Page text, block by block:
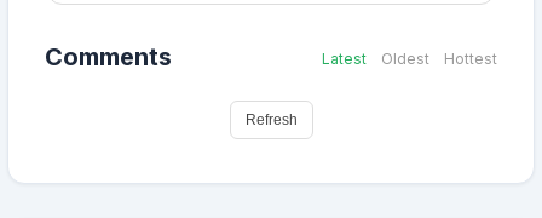
Comments Latest Oldest Hottest
Refresh